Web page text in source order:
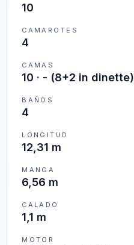
10
CAMAROTES
4
CAMAS
10 · - (8+2 in dinette)
BAÑOS
4
LONGITUD
12,31 m
MANGA
6,56 m
CALADO
1,1 m
MOTOR